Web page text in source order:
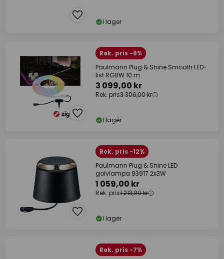
I lager
Rek. pris -6%
Paulmann Plug & Shine Smooth LED-
list RGBW 10 m
3 099,00 kr
Rek. pris3 306,00 kr
I lager
Rek. pris -12%
Paulmann Plug & Shine LED
golvlampa 93917 2x3W
1 059,00 kr
Rek. pris1 213,00 kr
I lager
Rek. pris -7%